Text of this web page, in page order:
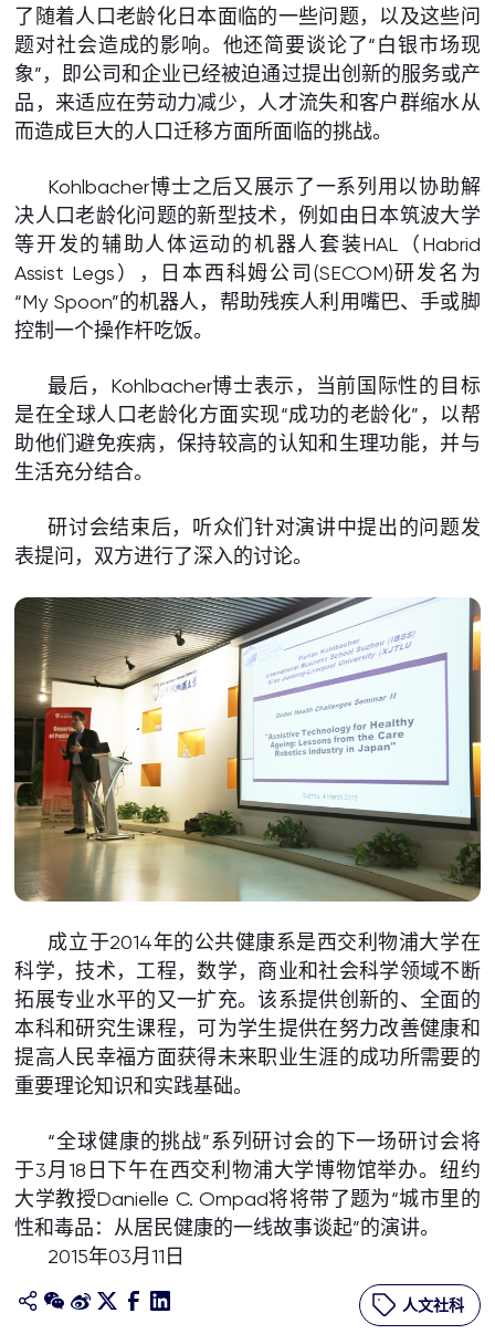
了随着人口老龄化日本面临的一些问题，以及这些问
题对社会造成的影响。他还简要谈论了“白银市场现
象”，即公司和企业已经被迫通过提出创新的服务或产
品，来适应在劳动力减少，人才流失和客户群缩水从
而造成巨大的人口迁移方面所面临的挑战。
Kohlbacher博士之后又展示了一系列用以协助解
决人口老龄化问题的新型技术，例如由日本筑波大学
等开发的辅助人体运动的机器人套装HAL（Habrid
Assist Legs），日本西科姆公司(SECOM)研发名为
“My Spoon”的机器人，帮助残疾人利用嘴巴、手或脚
控制一个操作杆吃饭。
最后，Kohlbacher博士表示，当前国际性的目标
是在全球人口老龄化方面实现“成功的老龄化”，以帮
助他们避免疾病，保持较高的认知和生理功能，并与
生活充分结合。
研讨会结束后，听众们针对演讲中提出的问题发
表提问，双方进行了深入的讨论。
成立于2014年的公共健康系是西交利物浦大学在
科学，技术，工程，数学，商业和社会科学领域不断
拓展专业水平的又一扩充。该系提供创新的、全面的
本科和研究生课程，可为学生提供在努力改善健康和
提高人民幸福方面获得未来职业生涯的成功所需要的
重要理论知识和实践基础。
“全球健康的挑战”系列研讨会的下一场研讨会将
于3月18日下午在西交利物浦大学博物馆举办。纽约
大学教授Danielle C. Ompad将将带了题为“城市里的
性和毒品：从居民健康的一线故事谈起”的演讲。
2015年03月11日
人文社科